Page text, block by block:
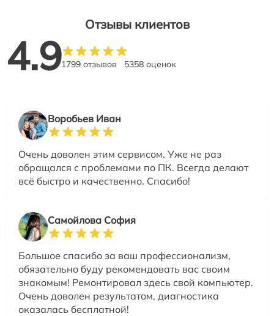
Отзывы клиентов
4.91799 отзывов 5358 оценок
Воробьев Иван
Очень доволен этим сервисом. Уже не раз
обращался с проблемами по ПК. Всегда делают
всё быстро и качественно. Спасибо!
Самойлова София
Большое спасибо за ваш профессионализм,
обязательно буду рекомендовать вас своим
знакомым! Ремонтировал здесь свой компьютер.
Очень доволен результатом, диагностика
оказалась бесплатной!